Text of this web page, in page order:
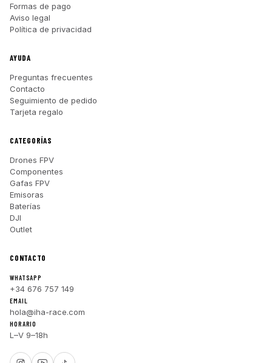
Formas de pago
Aviso legal
Política de privacidad
AYUDA
Preguntas frecuentes
Contacto
Seguimiento de pedido
Tarjeta regalo
CATEGORÍAS
Drones FPV
Componentes
Gafas FPV
Emisoras
Baterías
DJI
Outlet
CONTACTO
WHATSAPP
+34 676 757 149
EMAIL
hola@iha-race.com
HORARIO
L–V 9–18h